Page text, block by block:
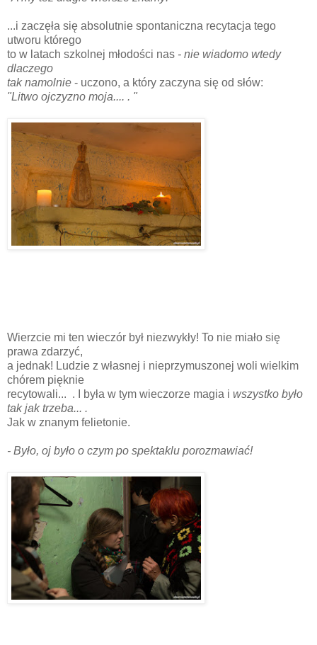
...i zaczęła się absolutnie spontaniczna recytacja tego
utworu którego
to w latach szkolnej młodości nas - nie wiadomo wtedy
dlaczego
tak namolnie - uczono, a który zaczyna się od słów:
"Litwo ojczyzno moja.... . "
Wierzcie mi ten wieczór był niezwykły! To nie miało się
prawa zdarzyć,
a jednak! Ludzie z własnej i nieprzymuszonej woli wielkim
chórem pięknie
recytowali... . I była w tym wieczorze magia i wszystko było
tak jak trzeba... .
Jak w znanym felietonie.
- Było, oj było o czym po spektaklu porozmawiać!